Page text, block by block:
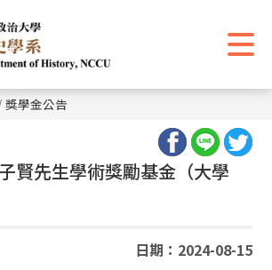
獎學金公告
賢先生學術獎勵基金（大學
日期：2024-08-15